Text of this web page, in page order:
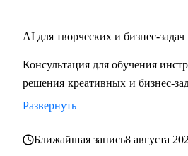
AI для творческих и бизнес-задач
Консультация для обучения
решения креативных и бизнес-
Развернуть
Ближайшая запись8 августа